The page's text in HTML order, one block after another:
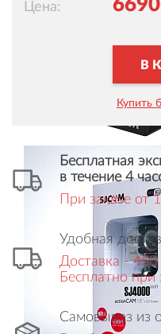
Цена: 6690
В
Купить
Бесплатная
в течение 4
При заказе от
Удобная
Доставка - 450
Бесплатно при
Самовывоз из